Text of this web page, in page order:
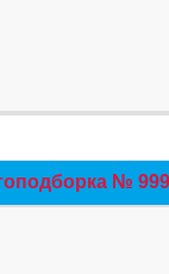
№